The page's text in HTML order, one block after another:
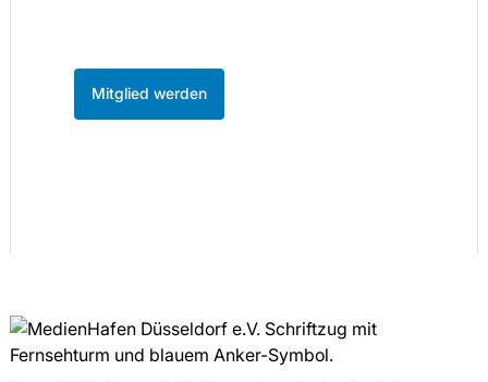
Mitglied werden